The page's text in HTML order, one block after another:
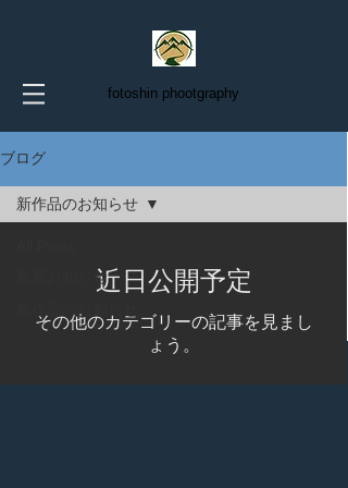
fotoshin phootgraphy
ブログ
新着お知らせ
新作品のお知らせ
近日公開予定
その他のカテゴリーの記事を見まし
ょう。